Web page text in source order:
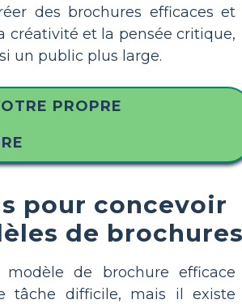
des brochures efficaces et
créativité et la pensée critique,
un public plus large.
PROPRE
pour concevoir
de
modèle de brochure efficace
tâche difficile, mais il existe